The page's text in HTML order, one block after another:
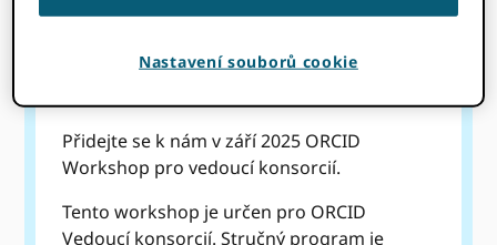
Top Nabídky
Přidejte se k nám v září 2025 ORCID
Workshop pro vedoucí konsorcií.
Tento workshop je určen pro ORCID
Vedoucí konsorcií. Stručný program je
Nastavení souborů cookie